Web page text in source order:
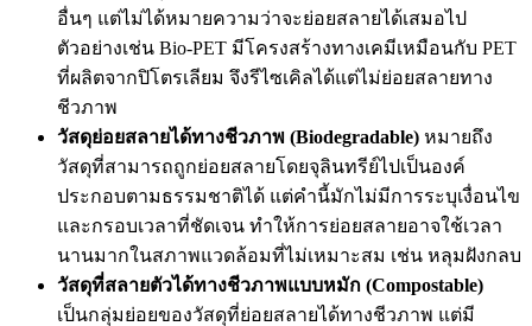
อื่นๆ แต่ไม่ได้หมายความว่าจะย่อยสลายได้เสมอไป
ตัวอย่างเช่น Bio-PET มีโครงสร้างทางเคมีเหมือนกับ PET
ที่ผลิตจากปิโตรเลียม จึงรีไซเคิลได้แต่ไม่ย่อยสลายทาง
ชีวภาพ
วัสดุย่อยสลายได้ทางชีวภาพ (Biodegradable) หมายถึง
วัสดุที่สามารถถูกย่อยสลายโดยจุลินทรีย์ไปเป็นองค์
ประกอบตามธรรมชาติได้ แต่คำนี้มักไม่มีการระบุเงื่อนไข
และกรอบเวลาที่ชัดเจน ทำให้การย่อยสลายอาจใช้เวลา
นานมากในสภาพแวดล้อมที่ไม่เหมาะสม เช่น หลุมฝังกลบ
วัสดุที่สลายตัวได้ทางชีวภาพแบบหมัก (Compostable)
เป็นกลุ่มย่อยของวัสดุที่ย่อยสลายได้ทางชีวภาพ แต่มี